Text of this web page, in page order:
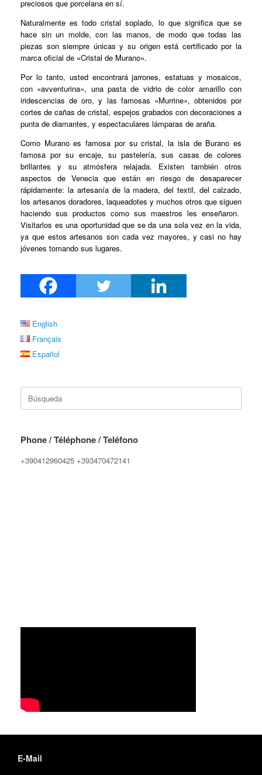
preciosos que porcelana en sí.
Naturalmente es todo cristal soplado, lo que significa que se
hace sin un molde, con las manos, de modo que todas las
piezas son siempre únicas y su origen está certificado por la
marca oficial de «Cristal de Murano».
Por lo tanto, usted encontrará jarrones, estatuas y mosaicos,
con «avventurina», una pasta de vidrio de color amarillo con
iridescencias de oro, y las famosas «Murrine», obtenidos por
cortes de cañas de cristal, espejos grabados con decoraciones a
punta de diamantes, y espectaculares lámparas de araña.
Como Murano es famosa por su cristal, la isla de Burano es
famosa por su encaje, su pastelería, sus casas de colores
brillantes y su atmósfera relajada. Existen también otros
aspectos de Venecia que están en riesgo de desaparecer
rápidamente: la artesanía de la madera, del textil, del calzado,
los artesanos doradores, laqueadotes y muchos otros que siguen
haciendo sus productos como sus maestros les enseñaron.
Visitarlos es una oportunidad que se da una sola vez en la vida,
ya que estos artesanos son cada vez mayores, y casi no hay
jóvenes tomando sus lugares.
English
Français
Español
Phone / Téléphone / Teléfono
+390412960425 +393470472141
E-Mail